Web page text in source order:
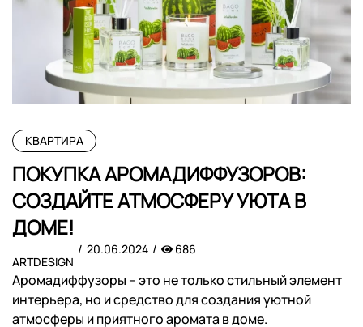
КВАРТИРА
ПОКУПКА АРОМАДИФФУЗОРОВ:
СОЗДАЙТЕ АТМОСФЕРУ УЮТА В
ДОМЕ!
ARTDESIGN
20.06.2024 686
Аромадиффузоры – это не только стильный элемент
интерьера, но и средство для создания уютной
атмосферы и приятного аромата в доме.